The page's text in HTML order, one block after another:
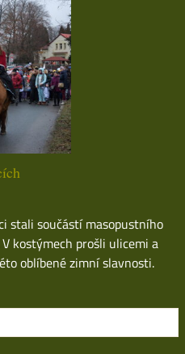
stali součástí masopustního
kostýmech prošli ulicemi a
oblíbené zimní slavnosti.